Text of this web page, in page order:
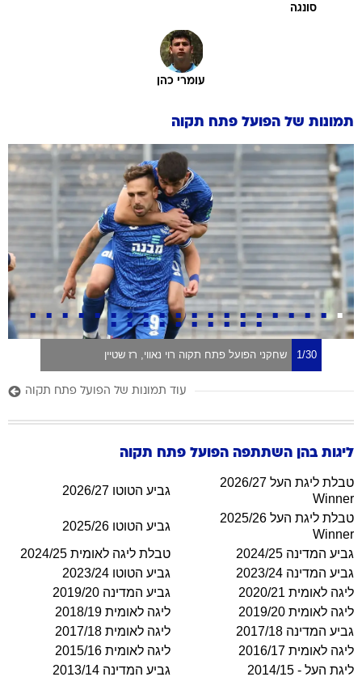
סונגה
עומרי כהן
תמונות של הפועל פתח תקוה
1/30 שחקני הפועל פתח תקוה רוי נאווי, רז שטיין
עוד תמונות של הפועל פתח תקוה
ליגות בהן השתתפה הפועל פתח תקוה
טבלת ליגת העל 2026/27
Winner
גביע הטוטו 2026/27
טבלת ליגת העל 2025/26
Winner
גביע הטוטו 2025/26
גביע המדינה 2024/25
טבלת ליגה לאומית 2024/25
גביע המדינה 2023/24
גביע הטוטו 2023/24
ליגה לאומית 2020/21
גביע המדינה 2019/20
ליגה לאומית 2019/20
ליגה לאומית 2018/19
גביע המדינה 2017/18
ליגה לאומית 2017/18
ליגה לאומית 2016/17
ליגה לאומית 2015/16
ליגת העל - 2014/15
גביע המדינה 2013/14